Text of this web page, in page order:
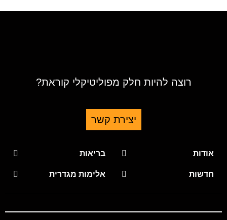
רוצה להיות חלק מפוליטיקלי קוראת?
יצירת קשר
אודות
חדשות
בריאות
אלימות מגדרית